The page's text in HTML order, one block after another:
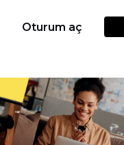
Oturum aç